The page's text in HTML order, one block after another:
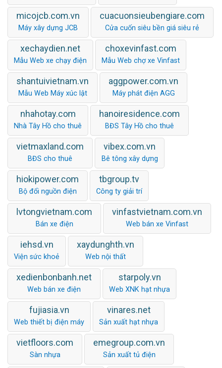
micojcb.com.vn
Máy xây dựng JCB
cuacuonsieubengiare.com
Cửa cuốn siêu bền giá siêu rẻ
xechaydien.net
Mẫu Web xe chạy điện
choxevinfast.com
Mẫu Web chợ xe Vinfast
shantuivietnam.vn
Mẫu Web Máy xúc lật
aggpower.com.vn
Máy phát điện AGG
nhahotay.com
Nhà Tây Hồ cho thuê
hanoiresidence.com
BĐS Tây Hồ cho thuê
vietmaxland.com
BĐS cho thuê
vibex.com.vn
Bê tông xây dựng
hiokipower.com
Bộ đổi nguồn điện
tbgroup.tv
Công ty giải trí
lvtongvietnam.com
Bán xe điện
vinfastvietnam.com.vn
Web bán xe Vinfast
iehsd.vn
Viện sức khoẻ
xaydunghth.vn
Web nội thất
xedienbonbanh.net
Web bán xe điện
starpoly.vn
Web XNK hạt nhựa
fujiasia.vn
Web thiết bị điện máy
vinares.net
Sản xuất hạt nhựa
vietfloors.com
Sàn nhựa
emegroup.com.vn
Sản xuất tủ điện